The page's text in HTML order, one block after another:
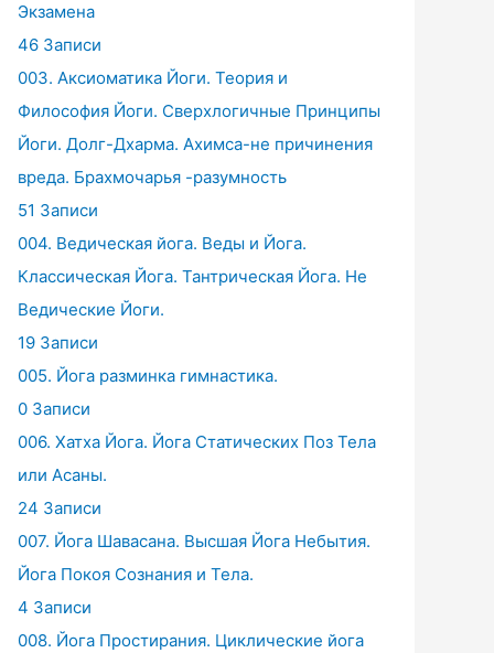
Экзамена
46 Записи
003. Аксиоматика Йоги. Теория и
Философия Йоги. Сверхлогичные Принципы
Йоги. Долг-Дхарма. Ахимса-не причинения
вреда. Брахмочарья -разумность
51 Записи
004. Ведическая йога. Веды и Йога.
Классическая Йога. Тантрическая Йога. Не
Ведические Йоги.
19 Записи
005. Йога разминка гимнастика.
0 Записи
006. Хатха Йога. Йога Статических Поз Тела
или Асаны.
24 Записи
007. Йога Шавасана. Высшая Йога Небытия.
Йога Покоя Сознания и Тела.
4 Записи
008. Йога Простирания. Циклические йога